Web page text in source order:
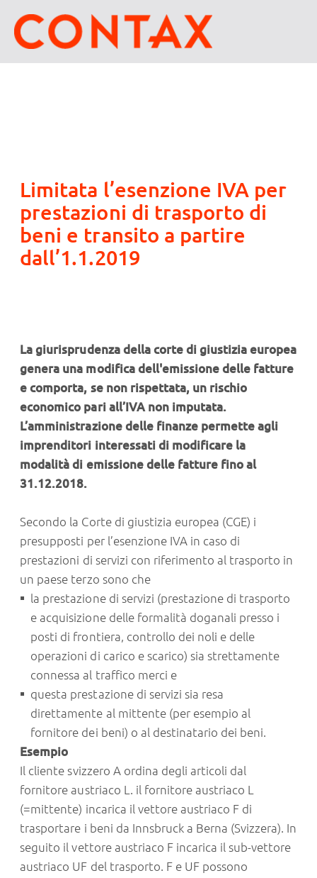
Limitata l’esenzione IVA per
prestazioni di trasporto di
beni e transito a partire
dall’1.1.2019
La giurisprudenza della corte di giustizia europea
genera una modifica dell'emissione delle fatture
e comporta, se non rispettata, un rischio
economico pari all’IVA non imputata.
L’amministrazione delle finanze permette agli
imprenditori interessati di modificare la
modalità di emissione delle fatture fino al
31.12.2018.
Secondo la Corte di giustizia europea (CGE) i
presupposti per l’esenzione IVA in caso di
prestazioni di servizi con riferimento al trasporto in
un paese terzo sono che
la prestazione di servizi (prestazione di trasporto
e acquisizione delle formalità doganali presso i
posti di frontiera, controllo dei noli e delle
operazioni di carico e scarico) sia strettamente
connessa al traffico merci e
questa prestazione di servizi sia resa
direttamente al mittente (per esempio al
fornitore dei beni) o al destinatario dei beni.
Esempio
Il cliente svizzero A ordina degli articoli dal
fornitore austriaco L. il fornitore austriaco L
(=mittente) incarica il vettore austriaco F di
trasportare i beni da Innsbruck a Berna (Svizzera). In
seguito il vettore austriaco F incarica il sub-vettore
austriaco UF del trasporto. F e UF possono